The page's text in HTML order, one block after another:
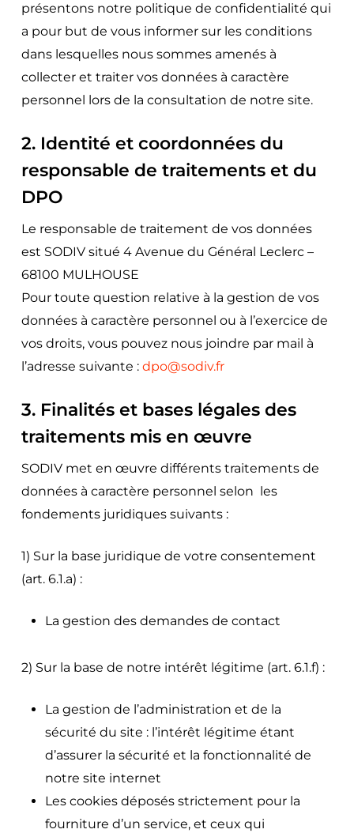
présentons notre politique de confidentialité qui
a pour but de vous informer sur les conditions
dans lesquelles nous sommes amenés à
collecter et traiter vos données à caractère
personnel lors de la consultation de notre site.
2. Identité et coordonnées du
responsable de traitements et du
DPO
Le responsable de traitement de vos données
est SODIV situé 4 Avenue du Général Leclerc –
68100 MULHOUSE
Pour toute question relative à la gestion de vos
données à caractère personnel ou à l’exercice de
vos droits, vous pouvez nous joindre par mail à
l’adresse suivante : dpo@sodiv.fr
3. Finalités et bases légales des
traitements mis en œuvre
SODIV met en œuvre différents traitements de
données à caractère personnel selon les
fondements juridiques suivants :
1) Sur la base juridique de votre consentement
(art. 6.1.a) :
La gestion des demandes de contact
2) Sur la base de notre intérêt légitime (art. 6.1.f) :
La gestion de l’administration et de la
sécurité du site : l’intérêt légitime étant
d’assurer la sécurité et la fonctionnalité de
notre site internet
Les cookies déposés strictement pour la
fourniture d’un service, et ceux qui